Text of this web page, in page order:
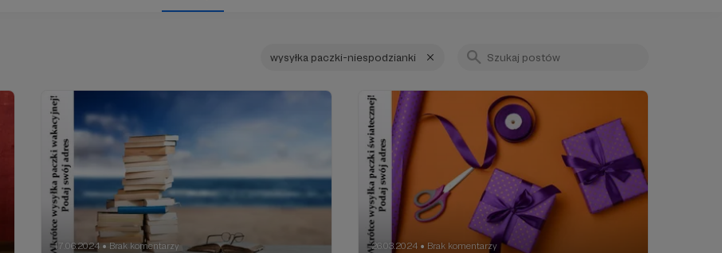
wysyłka paczki-niespodzianki
17.06.2024 ● Brak komentarzy 26.03.2024 ● Brak komentarzy